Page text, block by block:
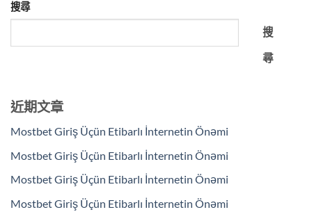
搜尋
搜
尋
近期文章
Mostbet Giriş Üçün Etibarlı İnternetin Önəmi
Mostbet Giriş Üçün Etibarlı İnternetin Önəmi
Mostbet Giriş Üçün Etibarlı İnternetin Önəmi
Mostbet Giriş Üçün Etibarlı İnternetin Önəmi